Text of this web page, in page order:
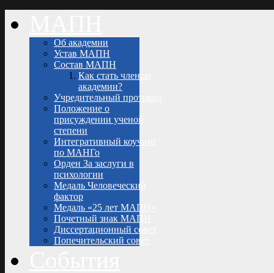
Об академии
Устав МАПН
Состав МАПН
Как стать членом
академии?
Учредительный протокол
Положение о
присуждении ученой
степени
Интегративный коучинг
по МАНГо
Орден За заслуги в
психологии
Медаль Человеческий
фактор
Медаль «25 лет МАПН»
Почетный знак МАПН
Диссертационный совет
Попечительский совет